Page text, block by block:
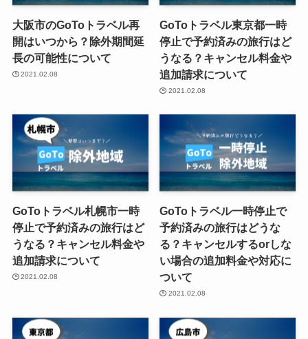
大阪市のGoToトラベル再
開はいつから？除外期間延
長の可能性について
2021.02.08
GoToトラベル東京都一時
停止で予約済みの旅行はど
うなる？キャンセル料金や
追加請求について
2021.02.08
GoToトラベル札幌市一時
停止で予約済みの旅行はど
うなる？キャンセル料金や
追加請求について
2021.02.08
GoToトラベル一時停止で
予約済みの旅行はどうな
る？キャンセルするorしな
い場合の追加料金や対応に
ついて
2021.02.08